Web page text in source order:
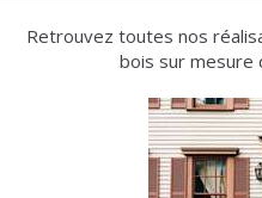
Retrouvez toutes nos
bois sur mesure